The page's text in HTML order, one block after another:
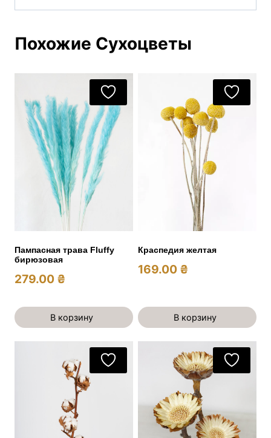
Похожие Сухоцветы
Пампасная трава Fluffy
бирюзовая
279.00 ₴
В корзину
Краспедия желтая
169.00 ₴
В корзину